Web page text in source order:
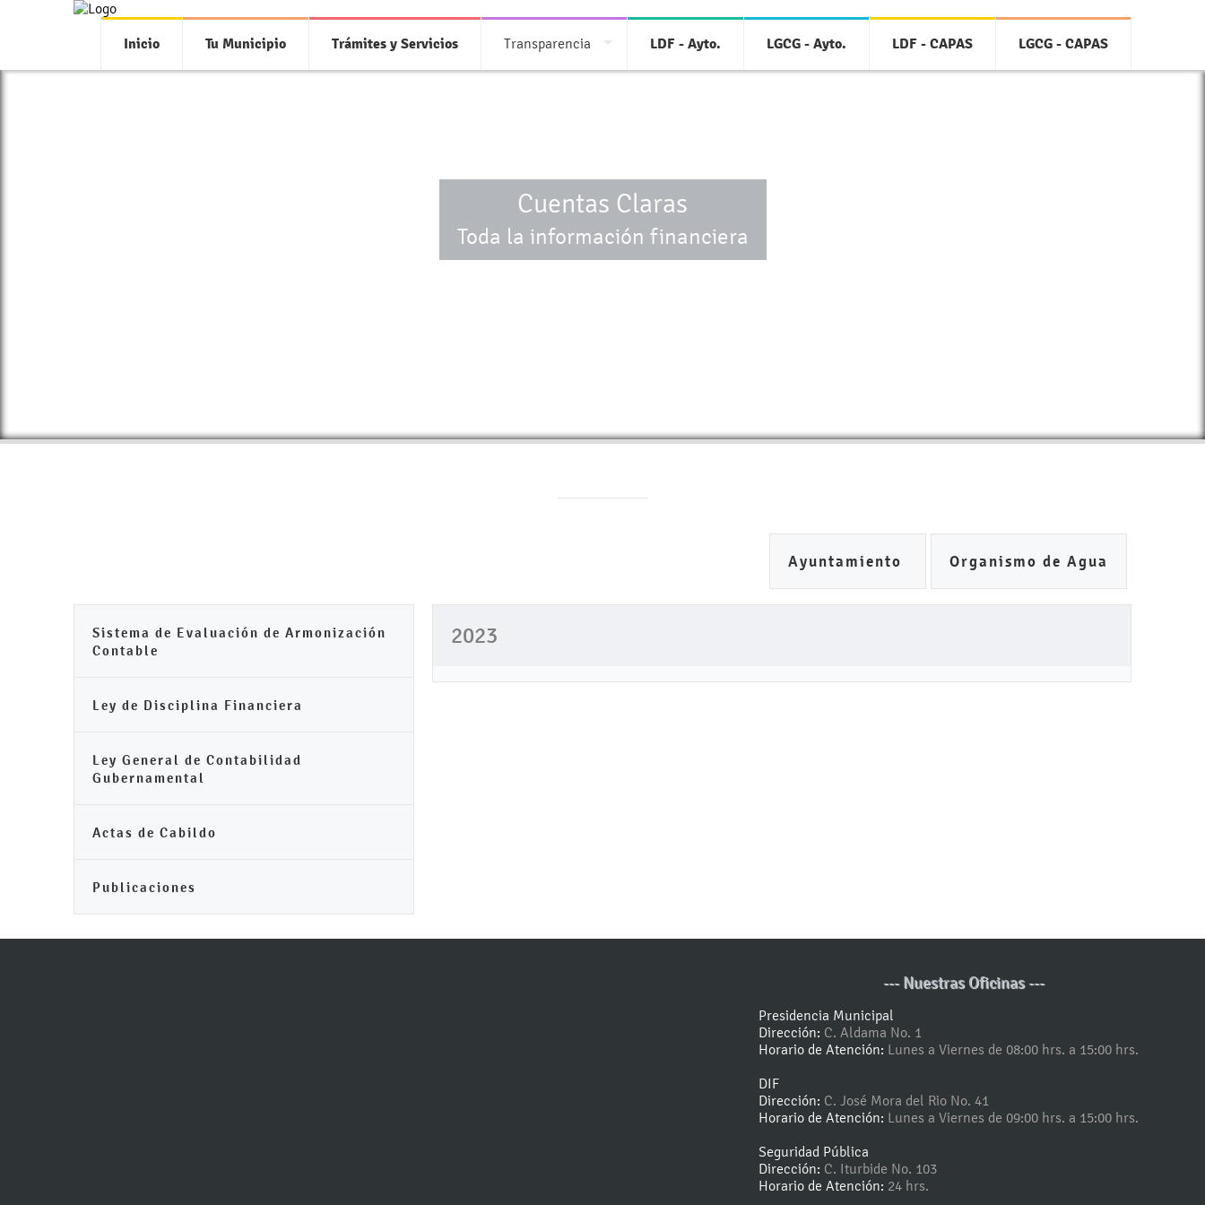
Inicio Tu Municipio Trámites y Servicios Transparencia LDF - Ayto. LGCG - Ayto. LDF - CAPAS LGCG - CAPAS
Cuentas Claras
Toda la información financiera
Ayuntamiento Organismo de Agua
Sistema de Evaluación de Armonización
Contable
Ley de Disciplina Financiera
Ley General de Contabilidad
Gubernamental
Actas de Cabildo
Publicaciones
2023
--- Nuestras Oficinas ---
Presidencia Municipal
Dirección: C. Aldama No. 1
Horario de Atención: Lunes a Viernes de 08:00 hrs. a 15:00 hrs.
DIF
Dirección: C. José Mora del Rio No. 41
Horario de Atención: Lunes a Viernes de 09:00 hrs. a 15:00 hrs.
Seguridad Pública
Dirección: C. Iturbide No. 103
Horario de Atención: 24 hrs.